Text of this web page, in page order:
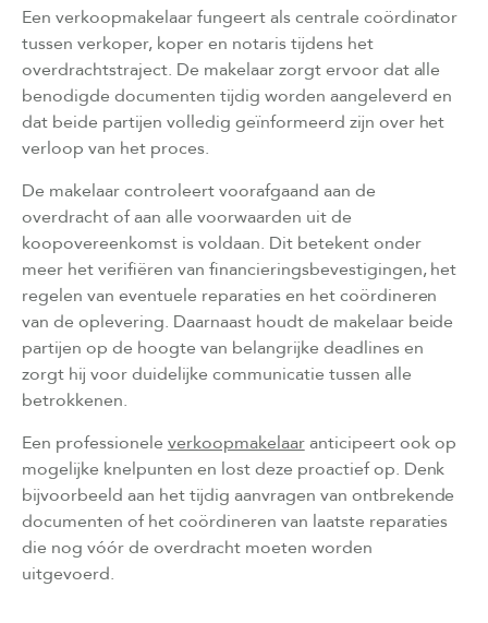
Een verkoopmakelaar fungeert als centrale coördinator
tussen verkoper, koper en notaris tijdens het
overdrachtstraject. De makelaar zorgt ervoor dat alle
benodigde documenten tijdig worden aangeleverd en
dat beide partijen volledig geïnformeerd zijn over het
verloop van het proces.
De makelaar controleert voorafgaand aan de
overdracht of aan alle voorwaarden uit de
koopovereenkomst is voldaan. Dit betekent onder
meer het verifiëren van financieringsbevestigingen, het
regelen van eventuele reparaties en het coördineren
van de oplevering. Daarnaast houdt de makelaar beide
partijen op de hoogte van belangrijke deadlines en
zorgt hij voor duidelijke communicatie tussen alle
betrokkenen.
Een professionele verkoopmakelaaranticipeert ook op
mogelijke knelpunten en lost deze proactief op. Denk
bijvoorbeeld aan het tijdig aanvragen van ontbrekende
documenten of het coördineren van laatste reparaties
die nog vóór de overdracht moeten worden
uitgevoerd.